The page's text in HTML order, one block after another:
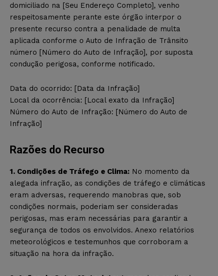
domiciliado na [Seu Endereço Completo], venho
respeitosamente perante este órgão interpor o
presente recurso contra a penalidade de multa
aplicada conforme o Auto de Infração de Trânsito
número [Número do Auto de Infração], por suposta
condução perigosa, conforme notificado.
Data do ocorrido: [Data da Infração]
Local da ocorrência: [Local exato da Infração]
Número do Auto de Infração: [Número do Auto de
Infração]
Razões do Recurso
1. Condições de Tráfego e Clima: No momento da
alegada infração, as condições de tráfego e climáticas
eram adversas, requerendo manobras que, sob
condições normais, poderiam ser consideradas
perigosas, mas eram necessárias para garantir a
segurança de todos os envolvidos. Anexo relatórios
meteorológicos e testemunhos que corroboram a
situação na hora da infração.